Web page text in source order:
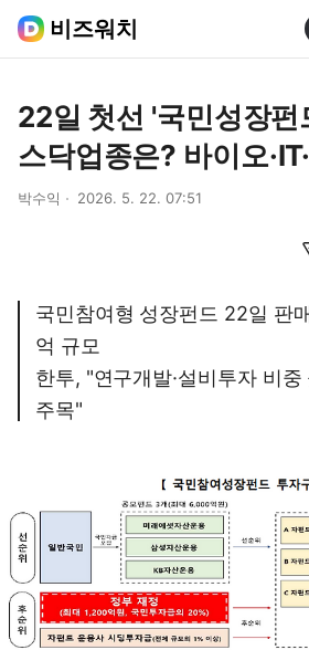
비즈워치
22일 첫선 '국민성장펀
스닥업종은? 바이오
박수익 2026. 5. 22. 07:51
국민참여형 성장펀드 22일 판
억 규모
한투, "연구개발·설비투자 비
주목"